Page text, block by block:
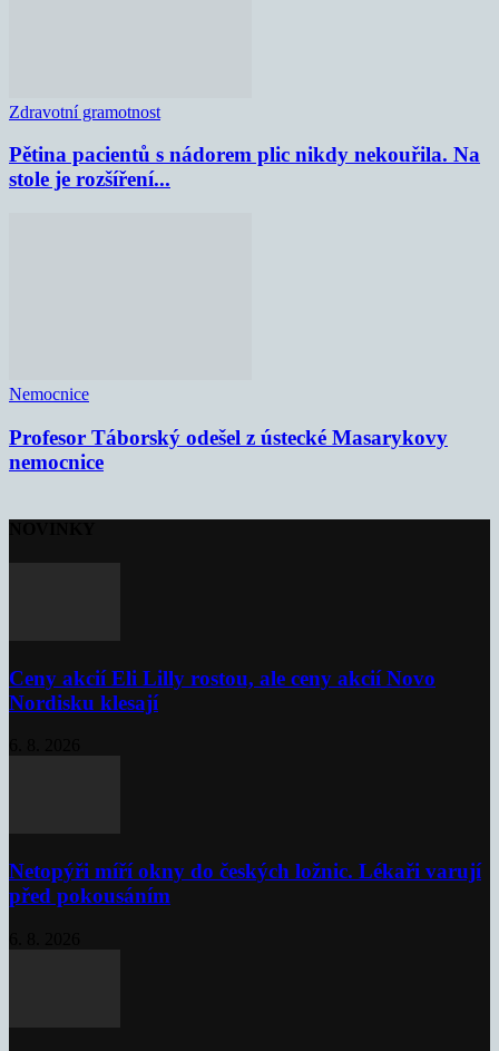
Zdravotní gramotnost
Pětina pacientů s nádorem plic nikdy nekouřila. Na
stole je rozšíření...
Nemocnice
Profesor Táborský odešel z ústecké Masarykovy
nemocnice
Ceny akcií Eli Lilly rostou, ale ceny akcií Novo
Nordisku klesají
Netopýři míří okny do českých ložnic. Lékaři varují
před pokousáním